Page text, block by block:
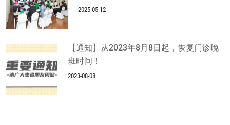
2025-05-12
【通知】从2023年8月8日起，恢复门诊晚
班时间！
2023-08-08